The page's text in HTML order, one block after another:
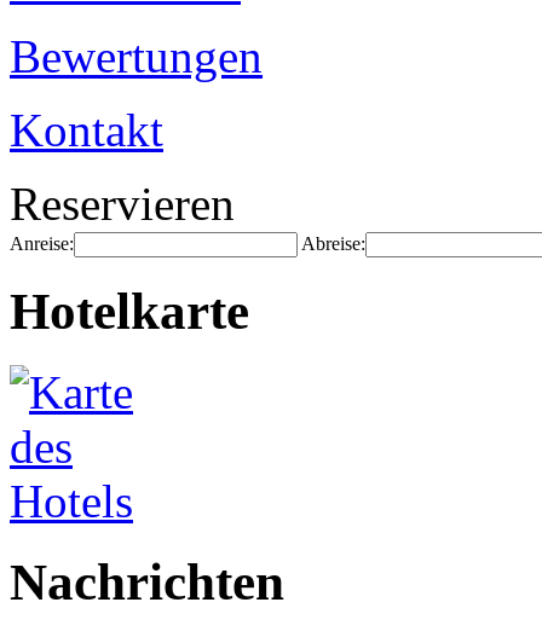
Bewertungen
Kontakt
Reservieren
Anreise: Abreise:
Hotelkarte
Nachrichten